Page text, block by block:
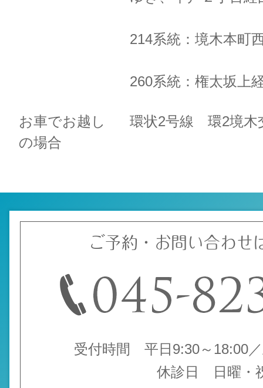
214系統：境木本町
260系統：権太坂上
お車でお越し
の場合
環状2号線 環2境木
ご予約・お問い合わせ
受付時間 平日9:30～18:00
休診日 日曜・